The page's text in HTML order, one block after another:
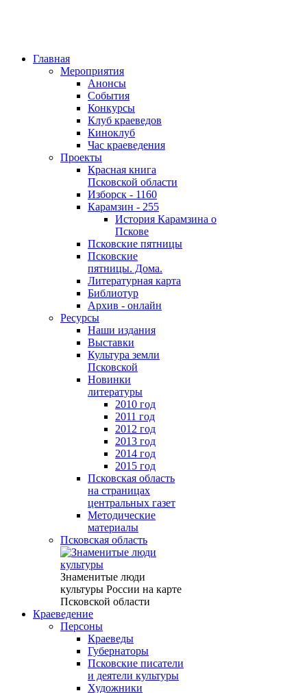
Главная
Мероприятия
Анонсы
События
Конкурсы
Клуб краеведов
Киноклуб
Час краеведения
Проекты
Красная книга
Псковской области
Изборск - 1160
Карамзин - 255
История Карамзина о
Пскове
Псковские пятницы
Псковские
пятницы. Дома.
Литературная карта
Библиотур
Архив - онлайн
Ресурсы
Наши издания
Выставки
Культура земли
Псковской
Новинки
литературы
2010 год
2011 год
2012 год
2013 год
2014 год
2015 год
Псковская область
на страницах
центральных газет
Методические
материалы
Псковская область
Знаменитые люди
культуры России на карте
Псковской области
Краеведение
Персоны
Краеведы
Губернаторы
Псковские писатели
и деятели культуры
Художники